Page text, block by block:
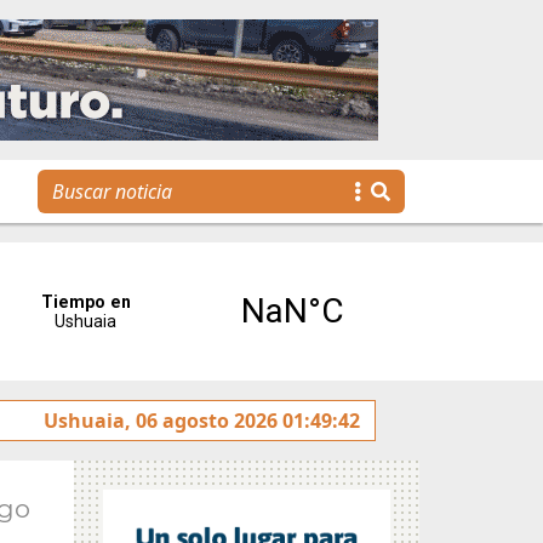
jóvenes llegan a la gestión pública a través de una
Ushuaia, 06 agosto 2026 01:49:42